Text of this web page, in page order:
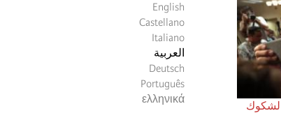
English
Castellano
Italiano
العربية
Deutsch
Português
ελληνικά
الشكوك